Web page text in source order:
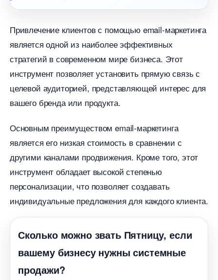
Привлечение клиентов с помощью email-маркетинга
является одной из наиболее эффективных
стратегий в современном мире бизнеса. Этот
инструмент позволяет установить прямую связь с
целевой аудиторией, представляющей интерес для
ашего бренда или продукта.
Основным преимуществом email-маркетинга
является его низкая стоимость в сравнении с
другими каналами продвижения. Кроме того, этот
инструмент обладает высокой степенью
персонализации, что позволяет создавать
индивидуальные предложения для каждого клиента.
Сколько можно звать Пятницу, если
ашему бизнесу нужны системные
продажи?